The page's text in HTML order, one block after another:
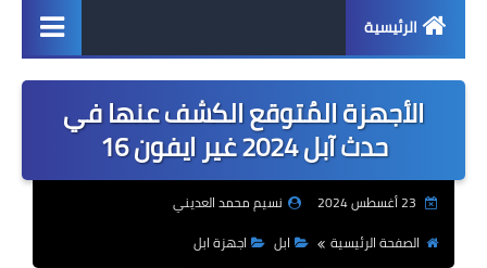
الرئيسية
اخبار
ابل
اندرويد
الأجهزة المُتوقع الكشف عنها في
حدث آبل 2024 غير ايفون 16
نسيم محمد العديني
الصفحة الرئيسية
ابل
اجهزة ابل